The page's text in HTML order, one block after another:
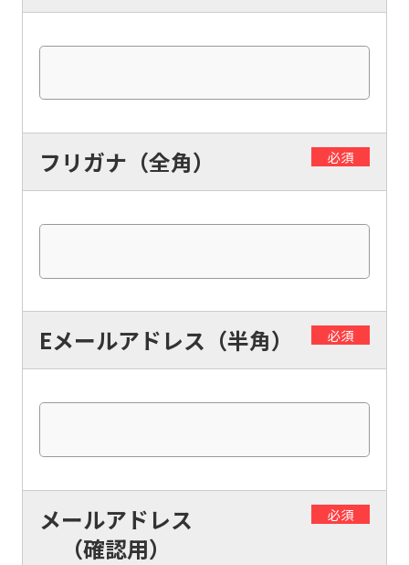
フリガナ（全角） 必須
Eメールアドレス（半角） 必須
メールアドレス
（確認用）
必須